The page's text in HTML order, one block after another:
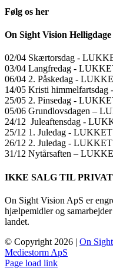
Følg os her
On Sight Vision Helligdage
02/04 Skærtorsdag ​​-
03/04 Langfredag ​​-
06/04 2. Påskedag ​​-
14/05 Kristi
25/05 2. Pinsedag ​​-
05/06 Grundlovsdagen –
24/12 Juleaftensdag ​​-
25/12 1. Juledag ​​- LUKKET
26/12 2. Juledag ​​- LUKKET
31/12 Nytårsaften –
IKKE SALG TIL
On Sight Vision ApS er
hjælpemidler og
landet.
© Copyright 2026 | On
Mediestorm ApS
Page load link